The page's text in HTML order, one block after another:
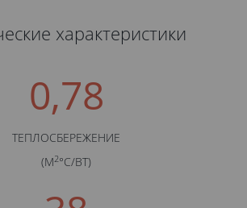
характеристики
0,78
ТЕПЛОСБЕРЕЖЕНИЕ
(М2°С/BТ)